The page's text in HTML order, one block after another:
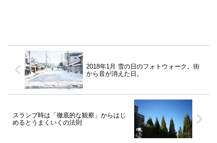
2018年1月 雪の日のフォトウォーク。街
から音が消えた日。
スランプ時は「徹底的な観察」からはじ
めるとうまくいくの法則